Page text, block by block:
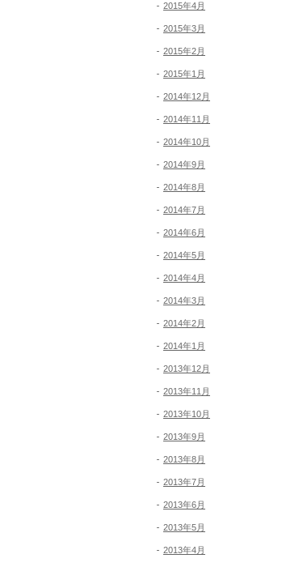
2015年4月
2015年3月
2015年2月
2015年1月
2014年12月
2014年11月
2014年10月
2014年9月
2014年8月
2014年7月
2014年6月
2014年5月
2014年4月
2014年3月
2014年2月
2014年1月
2013年12月
2013年11月
2013年10月
2013年9月
2013年8月
2013年7月
2013年6月
2013年5月
2013年4月